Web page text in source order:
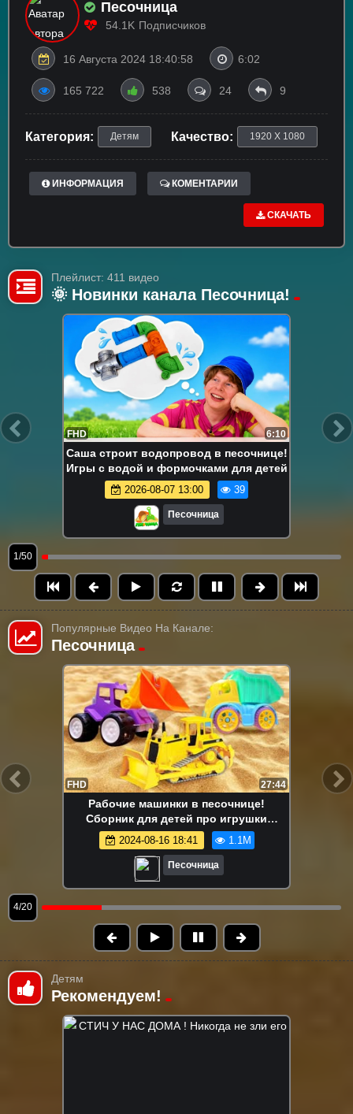
Песочница
54.1K Подписчиков
16 Августа 2024 18:40:58 6:02
165 722 538 24 9
Категория: Детям Качество: 1920 X 1080
ИНФОРМАЦИЯ КОМЕНТАРИИ
СКАЧАТЬ
Плейлист: 411 видео
🌞 Новинки канала Песочница!
FHD 6:10
Саша строит водопровод в песочнице!
Игры с водой и формочками для детей
2026-08-07 13:00 39
Песочница
1/50
Популярные Видео На Канале:
Песочница
FHD 13:58
Маша Капуки Кануки и игрушки в
песочнице — Развивающее видео для
самых маленьких
2024-08-16 18:41 1.1M
Песочница
5/20
Детям
Рекомендуем!